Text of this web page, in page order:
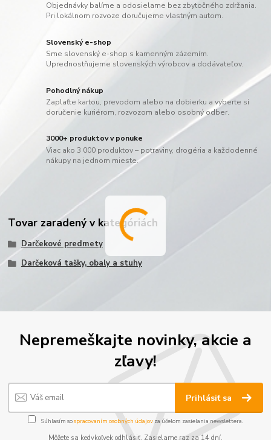
Objednávky balíme a odosielame bez zbytočného zdržania.
Pri lokálnom rozvoze doručujeme vlastným autom.
Slovenský e-shop
Sme slovenský e-shop s kamenným zázemím.
Uprednostňujeme slovenských výrobcov a dodávateľov.
Pohodlný nákup
Zaplaťte kartou, prevodom alebo na dobierku a vyberte si
doručenie kuriérom, rozvozom alebo osobný odber.
3000+ produktov v ponuke
Viac ako 3 000 produktov – potraviny, drogéria a každodenné
nákupy na jednom mieste.
Tovar zaradený v kategóriách
Darčekové predmety
Darčeková tašky, obaly a stuhy
Nepremeškajte novinky, akcie a
zľavy!
Prihlásiť sa
Súhlasím sospracovaním osobných údajov za účelom zasielania newslettera.
Môžete sa kedykoľvek odhlásiť. Zasielame raz za 14 dní.